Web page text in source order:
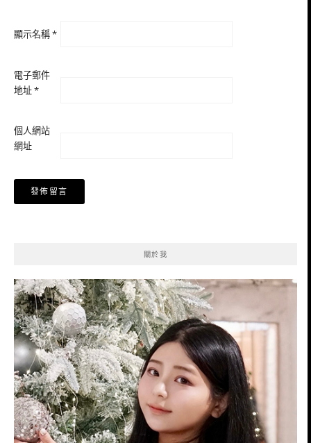
顯示名稱*
電子郵件
地址*
個人網站
網址
關於我